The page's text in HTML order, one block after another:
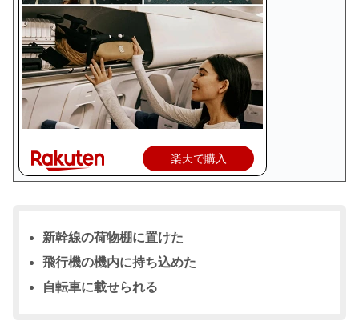
楽天で購入
新幹線の荷物棚に置けた
飛行機の機内に持ち込めた
自転車に載せられる